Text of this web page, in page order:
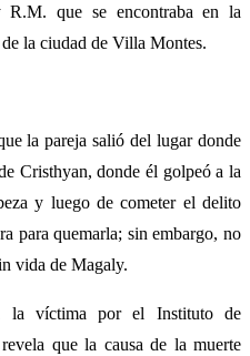
R.M. que se encontraba en la
la ciudad de Villa Montes.
la pareja salió del lugar donde
Cristhyan, donde él golpeó a la
y luego de cometer el delito
para quemarla; sin embargo, no
vida de Magaly.
la víctima por el Instituto de
que la causa de la muerte